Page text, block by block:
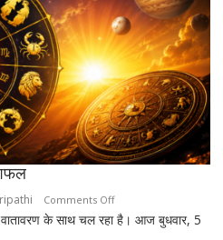
आखिर
क्यों
सड़क
पर
उतरे
युवा,
क्या
हैं
उनकी
Comments Offon
5
वातावरण के साथ चल रहा है। आज बुधवार, 5